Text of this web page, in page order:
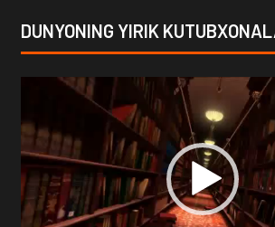
DUNYONING YIRIK